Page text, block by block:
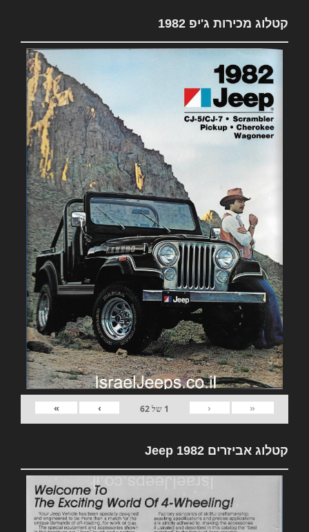
קטלוג מכירות ג'יפ 1982
«
‹
1 של62
›
»
קטלוג אביזרים 1982 Jeep